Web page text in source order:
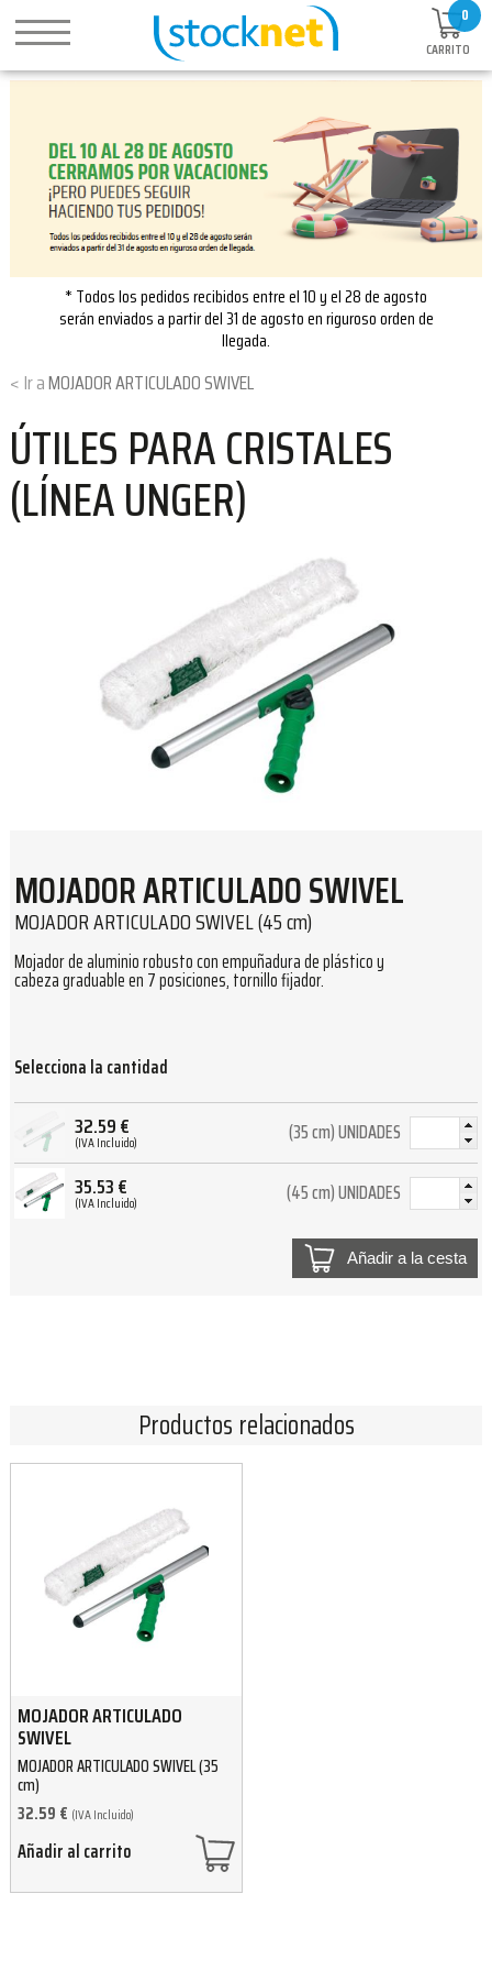
0
CARRITO
* Todos los pedidos recibidos entre el 10 y el 28 de agosto
serán enviados a partir del 31 de agosto en riguroso orden de
llegada.
MOJADOR ARTICULADO SWIVEL
ÚTILES PARA CRISTALES
(LÍNEA UNGER)
MOJADOR ARTICULADO SWIVEL
MOJADOR ARTICULADO SWIVEL (45 cm)
Mojador de aluminio robusto con empuñadura de plástico y
cabeza graduable en 7 posiciones, tornillo fijador.
Selecciona la cantidad
32.59€
(IVA Incluido) (35 cm) UNIDADES
35.53€
(IVA Incluido) (45 cm) UNIDADES
Añadir a la cesta
Productos relacionados
MOJADOR ARTICULADO
SWIVEL
MOJADOR ARTICULADO SWIVEL (35
cm)
32.59 € (IVA Incluido)
Añadir al carrito